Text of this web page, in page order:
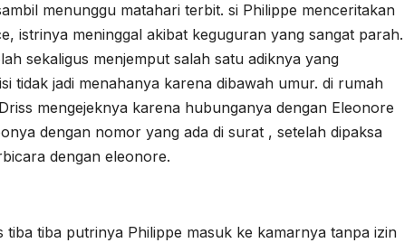
menunggu matahari terbit. si Philippe menceritakan
istrinya meninggal akibat keguguran yang sangat parah.
sekaligus menjemput salah satu adiknya yang
tidak jadi menahanya karena dibawah umur. di rumah
mengejeknya karena hubunganya dengan Eleonore
dengan nomor yang ada di surat , setelah dipaksa
dengan eleonore.
tiba putrinya Philippe masuk ke kamarnya tanpa izin